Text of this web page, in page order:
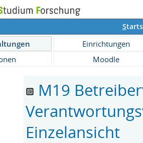
S
Einrichtungen
Moodle
M19
Einzelansicht